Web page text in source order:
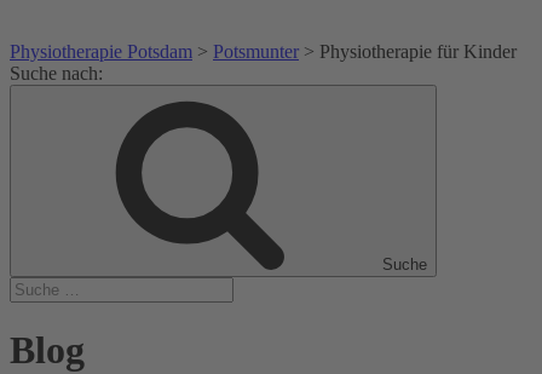
Physiotherapie Potsdam > Potsmunter > Physiotherapie für Kinder
Suche nach:
Suche
Blog